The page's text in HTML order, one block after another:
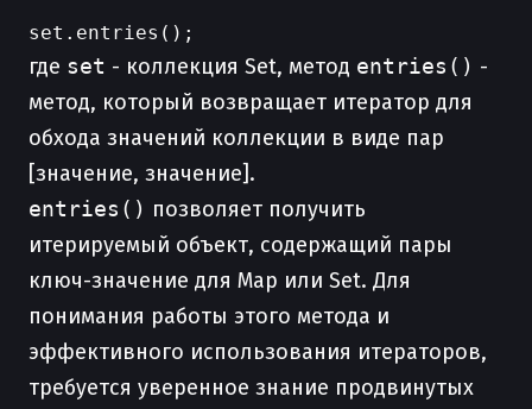
где set - коллекция Set, метод entries() -
метод, который возвращает итератор для
обхода значений коллекции в виде пар
[значение, значение].
entries() позволяет получить
итерируемый объект, содержащий пары
ключ-значение для Map или Set. Для
понимания работы этого метода и
эффективного использования итераторов,
требуется уверенное знание продвинутых